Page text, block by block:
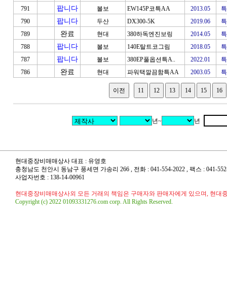
791
팝니다 볼보 EW145P코특AA 2013.05
790
팝니다 두산 DX300-5K 2019.06
789
완료 현대 380하독엔진보링 2014.05
788
팝니다 볼보 140E탈트코그림 2018.05
787
팝니다 볼보 380EP풀옵션특A.. 2022.01
786
완료 현대 파워택깔끔함특AA 2003.05
년~ 년
현대중장비매매상사 대표 : 유영호
충청남도 천안시 동남구 풍세면 가송리 266 , 전화 : 041-554-2022 , 팩스 : 041-
사업자번호 : 138-14-00961
현대중장비매매상사외 모든 거래의 책임은 구매자와 판매자에게 있으며, 현대
Copyright (c) 2022 01093331276.com corp. All Rights Reserved.